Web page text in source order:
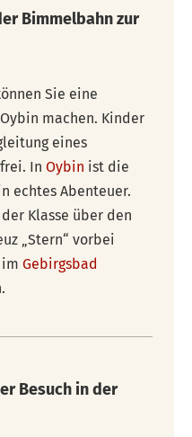
Bimmelbahn zur
Sie eine
machen. Kinder
eines
In Oybin ist die
echtes Abenteuer.
Klasse über den
„Stern“ vorbei
Gebirgsbad
Besuch in der